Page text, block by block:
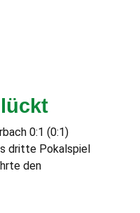
0:1 (0:1)
dritte Pokalspiel
den